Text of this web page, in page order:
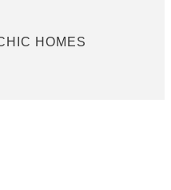
HOMES